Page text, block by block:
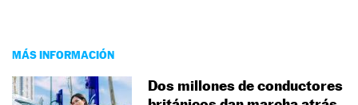
MÁS INFORMACIÓN
Dos millones de conductores